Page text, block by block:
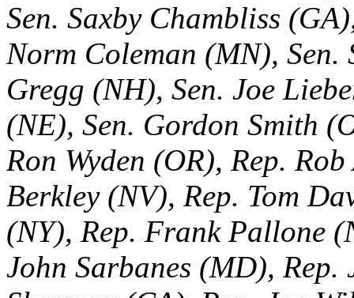
Sen. Saxby Chambliss
Norm Coleman (MN), Sen.
Gregg (NH), Sen. Joe
(NE), Sen. Gordon Smith
Ron Wyden (OR), Rep.
Berkley (NV), Rep. Tom
(NY), Rep. Frank Pallone
John Sarbanes (MD),